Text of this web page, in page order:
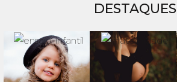
DESTAQUES